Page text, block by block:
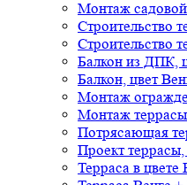
Монтаж
Строительство
Строительство
Балкон из ДПК,
Балкон, цвет
Монтаж
Монтаж террасы
Потрясающая
Проект террасы,
Терраса в